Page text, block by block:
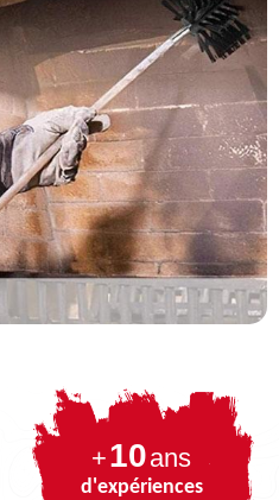
+10ans
d'expériences